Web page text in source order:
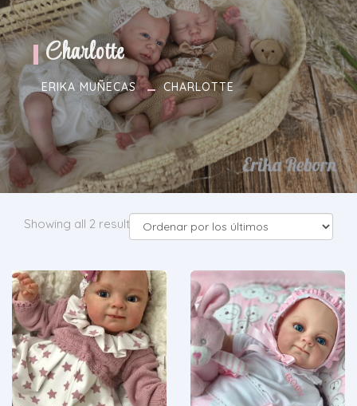
Charlotte
ERIKA MUÑECAS CHARLOTTE
Showing all 2 results